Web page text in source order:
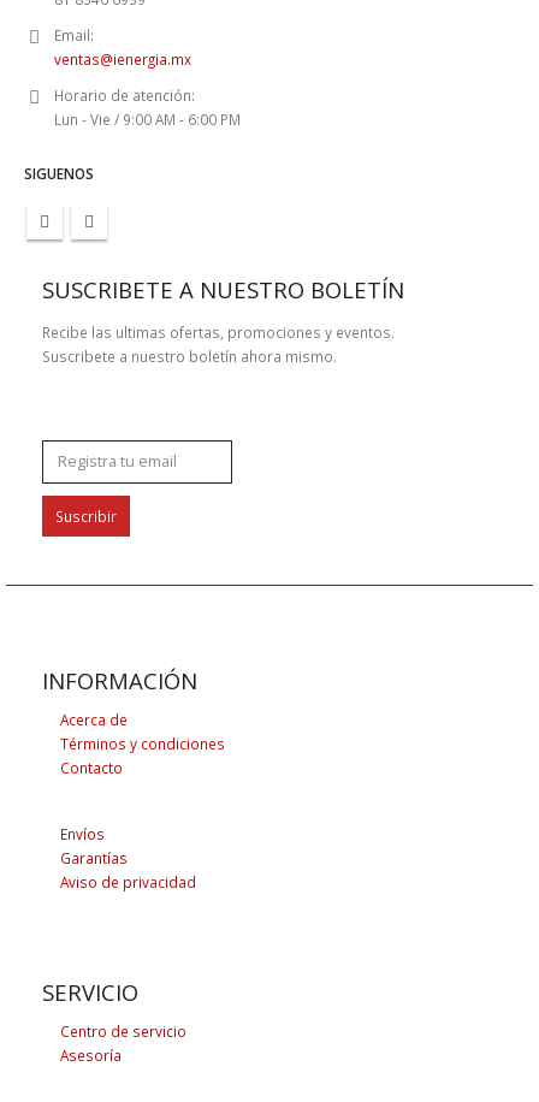
Email:
ventas@ienergia.mx
Horario de atención:
Lun - Vie / 9:00 AM - 6:00 PM
SIGUENOS
SUSCRIBETE A NUESTRO BOLETÍN
Recibe las ultimas ofertas, promociones y eventos.
Suscribete a nuestro boletín ahora mismo.
INFORMACIÓN
Acerca de
Términos y condiciones
Contacto
Envíos
Garantías
Aviso de privacidad
SERVICIO
Centro de servicio
Asesoría